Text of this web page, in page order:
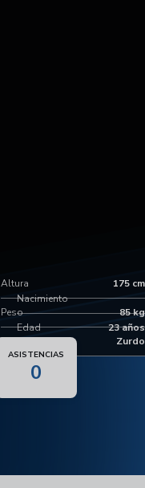
Altura 175 cm
Peso 85 kg
Pie dominante Zurdo
Nacimiento
Edad 23 años
ASISTENCIAS
0